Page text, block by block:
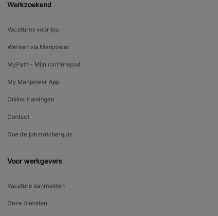
Werkzoekend
Vacatures voor jou
Werken via Manpower
MyPath - Mijn carrièrepad
My Manpower App
Online trainingen
Contact
Doe de jobmatcherquiz
Voor werkgevers
Vacature aanmelden
Onze diensten